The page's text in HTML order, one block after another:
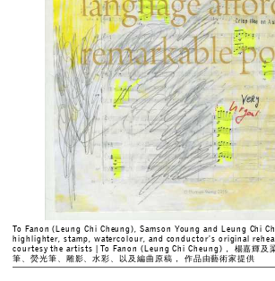
To Fanon (Leung Chi Cheung), Samson Young and Leung Chi
highlighter, stamp, watercolour, and conductor's original
courtesy the artists | To Fanon (Leung Chi Cheung)， 楊嘉輝及
筆、熒光筆、雕影、水彩、以及編曲原稿， 作品由藝術家提供